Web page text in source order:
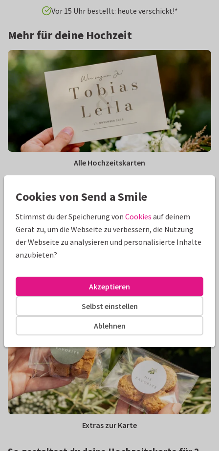
Vor 15 Uhr bestellt: heute verschickt!*
Mehr für deine Hochzeit
Alle Hochzeitskarten
Willkommensschilder
Extras zur Karte
Cookies von Send a Smile
Stimmst du der Speicherung von Cookies auf deinem
Gerät zu, um die Webseite zu verbessern, die Nutzung
der Webseite zu analysieren und personalisierte Inhalte
anzubieten?
Ablehnen
Selbst einstellen
Akzeptieren